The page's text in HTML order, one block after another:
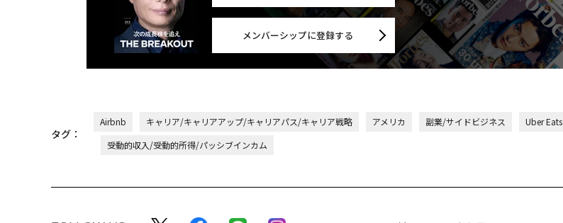
メンバーシップに登録する
タグ：
Airbnb キャリア/キャリアアップ/キャリアパス/キャリア戦略 アメリカ 副業/サイドビジネス Uber Eats
受動的収入/受動的所得/パッシブインカム